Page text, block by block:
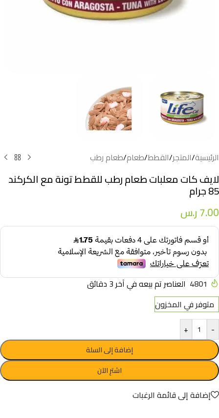
الرئيسية/المتجر/القطط/طعام/طعام رطب
لايف كات معلبات طعام رطب للقطط تونة مع الكركند
85 جرام
7.00ر.س
4801 العناصر تم بيعه في آخر 3 دقائق
متوفر في المخزون
-
+
إضافة إلى السلة
اشترِ الآن
إضافة إلى قائمة الرغبات